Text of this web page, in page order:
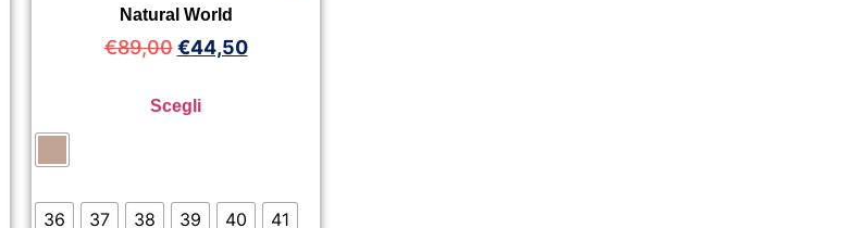
Natural World
€89,00 €44,50
Scegli
36 37 38 39 40 41